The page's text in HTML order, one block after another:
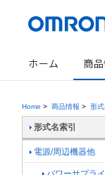
ホーム 商
Home > 商品情報 > 形式
形式名索引
電源/周辺機器他